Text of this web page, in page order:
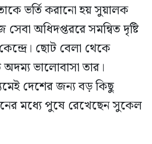
ভর্তি করানো হয় সুয়ালক
অধিদপ্তররে সমন্বিত দৃষ্টি
কেন্দ্রে। ছোট বেলা থেকে
অদম্য ভালোবাসা তার।
দেশের জন্য বড় কিছু
মধ্যে পুষে রেখেছেন সুকেল